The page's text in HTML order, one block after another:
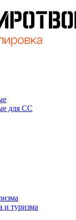
для СС
и туризма